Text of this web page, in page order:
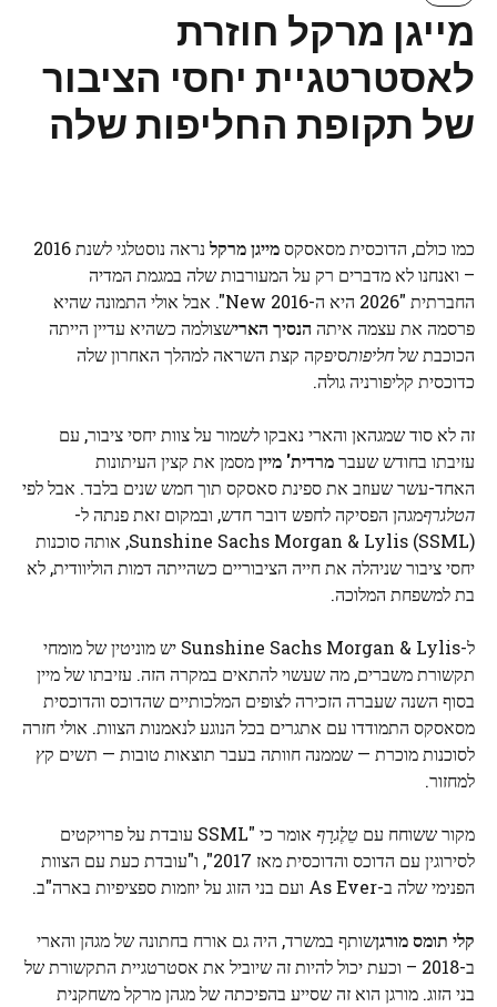
מייגן מרקל חוזרת
לאסטרטגיית יחסי הציבור
של תקופת החליפות שלה
כמו כולם, הדוכסית מסאסקסמייגן מרקל
נראה נוסטלגי לשנת 2016
– ואנחנו לא מדברים רק על המעורבות שלה במגמת המדיה
החברתית "2026 היא ה-New 2016". אבל אולי התמונה שהיא
פרסמה את עצמה איתה הנסיך הארישצולמה כשהיא עדיין הייתה
הכוכבת שלחליפותסיפקה קצת השראה למהלך האחרון שלה
כדוכסית קליפורניה גולה.
זה לא סוד שמגהאן והארי נאבקו לשמור על צוות יחסי ציבור, עם
עזיבתו בחודש שעברמרדית' מייןמסמן את קצין העיתונות
האחד-עשר שעוזב את ספינת סאסקס תוך חמש שנים בלבד. אבל לפי
הטלגרףמגהן הפסיקה לחפש דובר חדש, ובמקום זאת פנתה ל-
Sunshine Sachs Morgan & Lylis (SSML), אותה סוכנות
יחסי ציבור שניהלה את חייה הציבוריים כשהייתה דמות הוליוודית, לא
בת למשפחת המלוכה.
ל-Sunshine Sachs Morgan & Lylis יש מוניטין של מומחי
תקשורת משברים, מה שעשוי להתאים במקרה הזה. עזיבתו של מיין
בסוף השנה שעברה הזכירה לצופים המלכותיים שהדוכס והדוכסית
מסאסקס התמודדו עם אתגרים בכל הנוגע לנאמנות הצוות. אולי חזרה
לסוכנות מוכרת — שממנה חוותה בעבר תוצאות טובות — תשים קץ
למחזור.
מקור ששוחח עם טֵלֶגרָף
אומר כי "SSML עובדת על פרויקטים
לסירוגין עם הדוכס והדוכסית מאז 2017", ו"עובדת כעת עם הצוות
הפנימי שלה ב-As Ever ועם בני הזוג על יוזמות ספציפיות בארה"ב.
קלי תומס מורגןשותף במשרד, היה גם אורח בחתונה של מגהן והארי
ב-2018 – וכעת יכול להיות זה שיוביל את אסטרטגיית התקשורת של
בני הזוג. מורגן הוא זה שסייע בהפיכתה של מגהן מרקל משחקנית